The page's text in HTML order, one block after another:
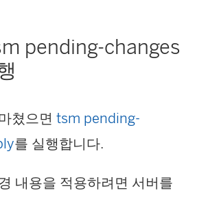
pending-changes
쳤으면 tsm pending-
를 실행합니다.
내용을 적용하려면 서버를